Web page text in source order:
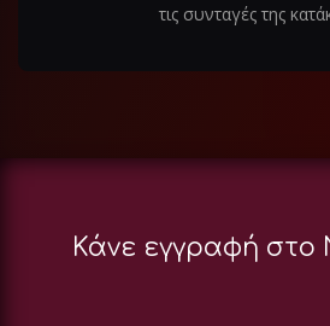
τις συνταγές της
Κάνε εγγραφή στο